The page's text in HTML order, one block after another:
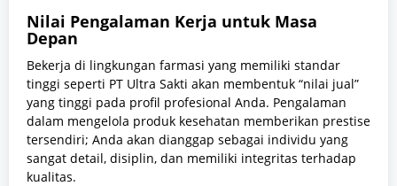
Nilai Pengalaman Kerja untuk Masa
Depan
Bekerja di lingkungan farmasi yang memiliki standar
tinggi seperti PT Ultra Sakti akan membentuk “nilai jual”
yang tinggi pada profil profesional Anda. Pengalaman
dalam mengelola produk kesehatan memberikan prestise
tersendiri; Anda akan dianggap sebagai individu yang
sangat detail, disiplin, dan memiliki integritas terhadap
kualitas.